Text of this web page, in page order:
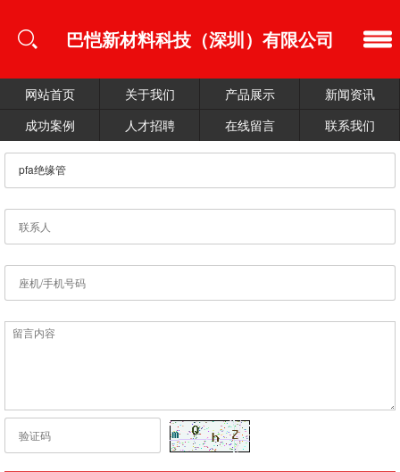
巴恺新材料科技（深圳）有限公司
网站首页 关于我们 产品展示
新闻资讯
成功案例
人才招聘 在线留言 联系我们